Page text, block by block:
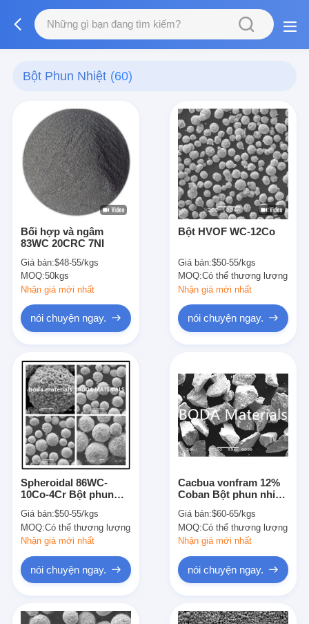
Bột Phun Nhiệt (60)
Bối hợp và ngâm
83WC 20CRC 7NI
Giá bán:$48-55/kgs
MOQ:50kgs
Nhận giá mới nhất
nói chuyện ngay.
Bột HVOF WC-12Co
Giá bán:$50-55/kgs
MOQ:Có thể thương lượng
Nhận giá mới nhất
nói chuyện ngay.
Spheroidal 86WC-
10Co-4Cr Bột phun
HVOF
Giá bán:$50-55/kgs
MOQ:Có thể thương lượng
Nhận giá mới nhất
nói chuyện ngay.
Cacbua vonfram 12%
Coban Bột phun nhiệt
nghiền nát
Giá bán:$60-65/kgs
MOQ:Có thể thương lượng
Nhận giá mới nhất
nói chuyện ngay.